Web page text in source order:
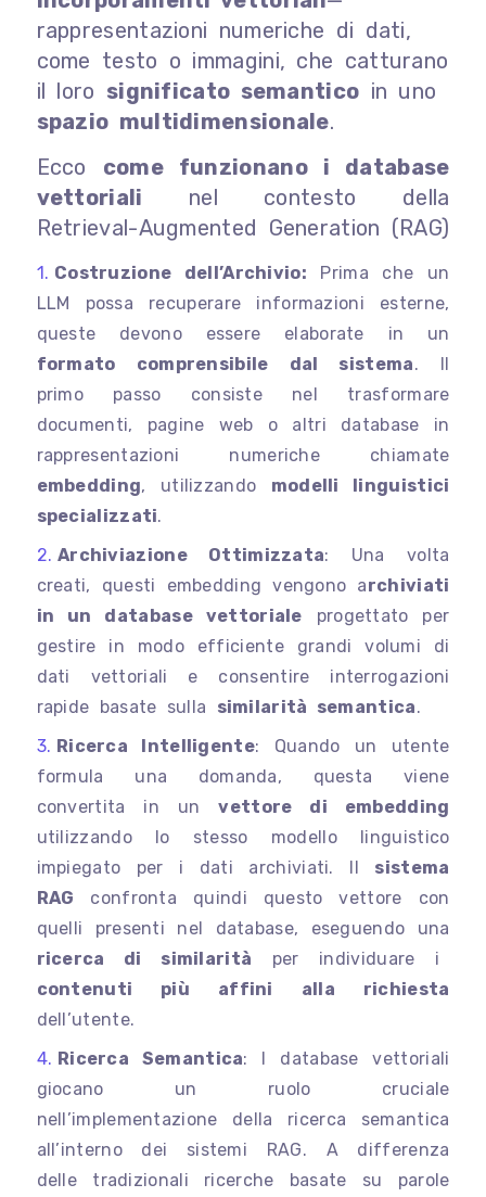
rappresentazioni numeriche di dati,
come testo o immagini, che catturano
il loro significato semantico in uno
spazio multidimensionale.
Ecco come funzionano i database
vettoriali nel contesto della
Retrieval-Augmented Generation (RAG)
Costruzione dell’Archivio: Prima che un
LLM possa recuperare informazioni esterne,
queste devono essere elaborate in un
formato comprensibile dal sistema. Il
primo passo consiste nel trasformare
documenti, pagine web o altri database in
rappresentazioni numeriche chiamate
embedding, utilizzando modelli linguistici
specializzati.
Archiviazione Ottimizzata: Una volta
creati, questi embedding vengono archiviati
in un database vettoriale progettato per
gestire in modo efficiente grandi volumi di
dati vettoriali e consentire interrogazioni
rapide basate sulla similarità semantica.
Ricerca Intelligente: Quando un utente
formula una domanda, questa viene
convertita in unvettore di embedding
utilizzando lo stesso modello linguistico
impiegato per i dati archiviati. Il sistema
RAG confronta quindi questo vettore con
quelli presenti nel database, eseguendo una
ricerca di similarità per individuare i
contenuti più affini alla richiesta
dell’utente.
Ricerca Semantica: I database vettoriali
giocano un ruolo cruciale
nell’implementazione della ricerca semantica
all’interno dei sistemi RAG. A differenza
delle tradizionali ricerche basate su parole